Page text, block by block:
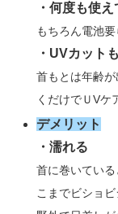
・何度も使
もちろん電池
・UVカット
首もとは年齢
くだけでＵVケ
デメリット
・濡れる
首に巻いてい
こまでビショ